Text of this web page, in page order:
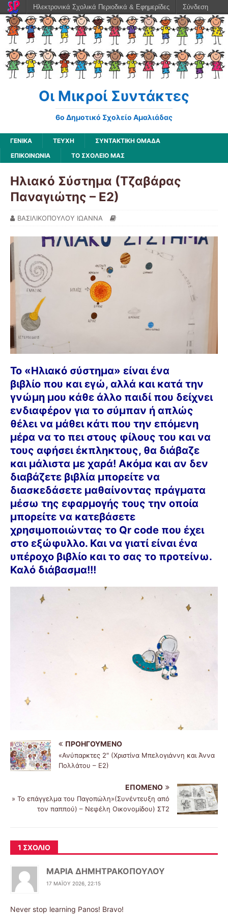
Οι Μικροί Συντάκτες
6ο Δημοτικό Σχολείο Αμαλιάδας
ΓΕΝΙΚΆ ΤΕΥΧΗ
ΣΥΝΤΑΚΤΙΚΗ ΟΜΑΔΑ
ΕΠΙΚΟΙΝΩΝΙΑ
ΤΟ ΣΧΟΛΕΙΟ ΜΑΣ
Ηλιακό Σύστημα (Τζαβάρας
Παναγιώτης – Ε2)
ΒΑΣΙΛΙΚΟΠΟΥΛΟΥ ΙΩΑΝΝΑ
Το «Ηλιακό σύστημα» είναι ένα
βιβλίο που και εγώ, αλλά και κατά την
γνώμη μου κάθε άλλο παιδί που δείχνει
ενδιαφέρον για το σύμπαν ή απλώς
θέλει να μάθει κάτι που την επόμενη
μέρα να το πει στους φίλους του και να
τους αφήσει έκπληκτους, θα διάβαζε
και μάλιστα με χαρά! Ακόμα και αν δεν
διαβάζετε βιβλία μπορείτε να
διασκεδάσετε μαθαίνοντας πράγματα
μέσω της εφαρμογής τους την οποία
μπορείτε να κατεβάσετε
χρησιμοποιώντας το Qr code που έχει
στο εξώφυλλο. Και να γιατί είναι ένα
υπέροχο βιβλίο και το σας το προτείνω.
Καλό διάβασμα!!!
ΠΡΟΗΓΟΎΜΕΝΟ
«Ανύπαρκτες 2″ (Χριστίνα Μπελογιάννη και Άννα
Πολλάτου – Ε2)
ΕΠΌΜΕΝΟ
» Το επάγγελμα του Παγοπώλη»(Συνέντευξη από
τον παππού) – Νεφέλη Οικονομίδου) ΣΤ2
1 ΣΧΌΛΙΟ
ΜΑΡΙΑ ΔΗΜΗΤΡΑΚΟΠΟΥΛΟΥ
17 ΜΑΪ́ΟΥ 2026, 22:15
Never stop learning Panos! Bravo!
Ηλεκτρονικά Σχολικά Περιοδικά & Εφημερίδες Σύνδεση